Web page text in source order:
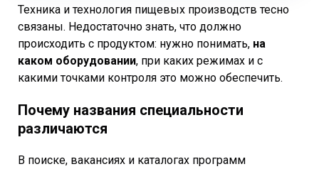
Техника и технология пищевых производств тесно
связаны. Недостаточно знать, что должно
происходить с продуктом: нужно понимать, на
каком оборудовании, при каких режимах и с
какими точками контроля это можно обеспечить.
Почему названия специальности
различаются
В поиске, вакансиях и каталогах программ